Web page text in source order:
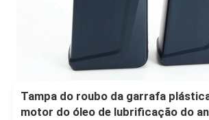
Tampa do roubo da garrafa
motor do óleo de lubrificação do